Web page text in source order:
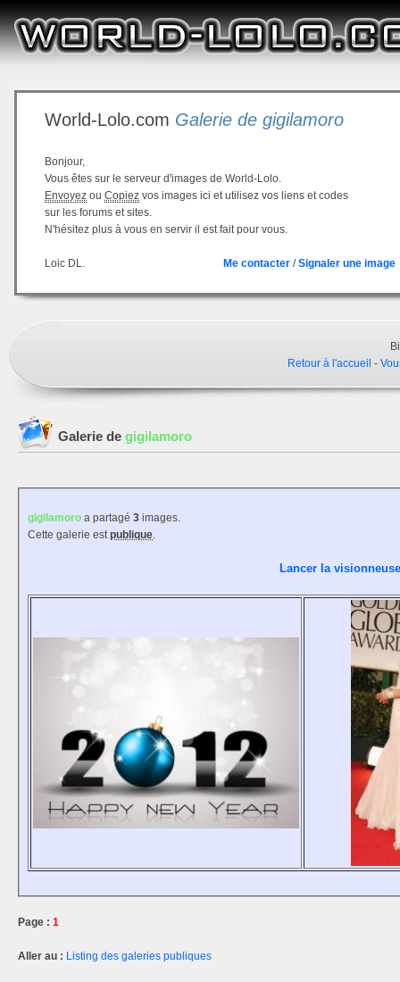
World-Lolo.com Galerie de gigilamoro
Bonjour,
Vous êtes sur le serveur d'images de World-Lolo.
Envoyez ou Copiez vos images ici et utilisez vos liens et codes
sur les forums et sites.
N'hésitez plus à vous en servir il est fait pour vous.
Loic DL. Me contacter /Signaler une image
Retour à l'accueil -
Galerie de gigilamoro
gigilamoro a partagé 3 images.
Cette galerie estpublique.
Lancer la
Page : 1
Aller au : Listing des galeries publiques